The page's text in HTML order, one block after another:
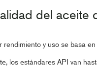
del aceite
y uso se basa
los estándares API van